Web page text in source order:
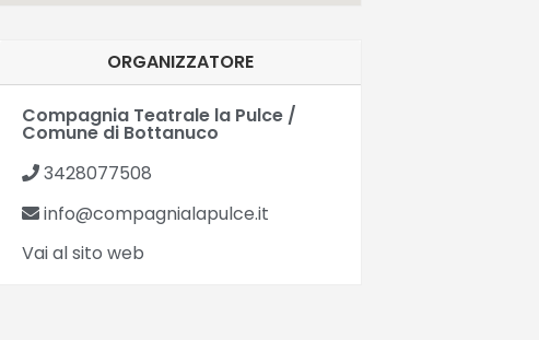
ORGANIZZATORE
Compagnia Teatrale la Pulce /
Comune di Bottanuco
3428077508
info@compagnialapulce.it
Vai al sito web